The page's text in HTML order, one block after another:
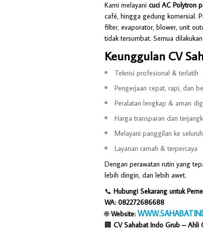
Kami melayani cuci AC Polytron
café, hingga gedung komersial.
filter, evaporator, blower, unit
tidak tersumbat. Semua
Keunggulan CV
Teknisi profesional & terlatih
Pengerjaan cepat, rapi, dan
Peralatan lengkap & aman
Harga transparan dan
Melayani panggilan ke
Layanan ramah & terpercaya
Dengan perawatan rutin yang
lebih dingin, dan lebih awet.
📞 Hubungi Sekarang untuk
WA: 082272686688
🌐Website:
🏢 CV Sahabat Indo Grub – Ahli